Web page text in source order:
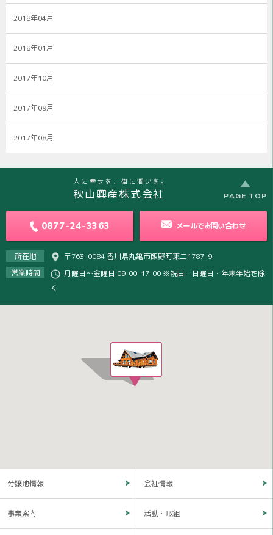
2018年04月
2018年01月
2017年10月
2017年09月
2017年08月
人に幸せを、街に潤いを。
秋山興産株式会社
所在地
〒763-0084 香川県丸亀市飯野町東二1787-9
営業時間
月曜日～金曜日 09:00-17:00 ※祝日・日曜日・年末年始を除
く
0877-24-3363 メールでお問い合わせ
PAGE TOP
分譲地情報 会社情報
事業案内 活動・取組